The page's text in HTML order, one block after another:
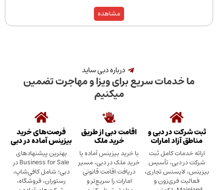
درباره دبی ساید
سریع برای ویزا و مهاجرت تضمین
در دبی و
امارات
کامل ثبت
تأسیس
تجاری،
و
اقامت دبی از طریق
خرید ملک
با خرید بیزینس آماده یا
خرید ملک در دبی، مسیر
دریافت اقامت قانونی
امارات را سریع‌تر و
فرصت‌های خرید
بیزینس آماده در دبی
بهترین پیشنهادهای
Business for Sale در
دبی؛ شامل کافی‌شاپ،
رستوران، فروشگاه،